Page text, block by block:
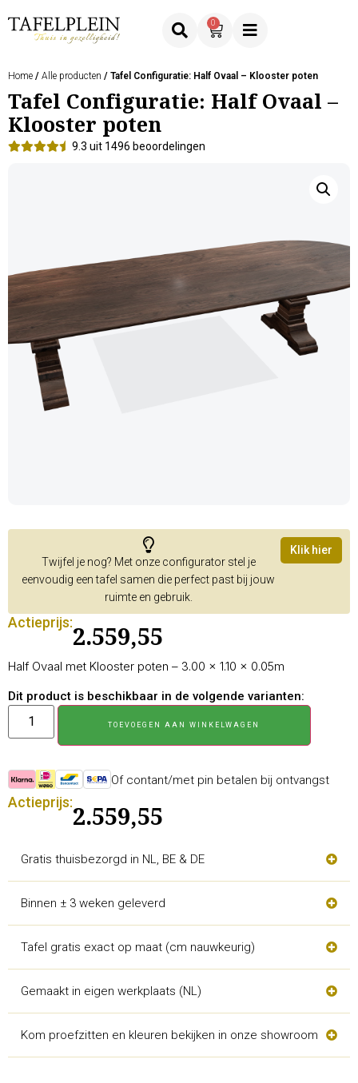
0
Home / Alle producten / Tafel Configuratie: Half Ovaal – Klooster poten
Tafel Configuratie: Half Ovaal –
Klooster poten
9.3 uit 1496 beoordelingen
Twijfel je nog? Met onze configurator stel je
eenvoudig een tafel samen die perfect past bij jouw
ruimte en gebruik.
Klik hier
Actieprijs:
2.559,55
Half Ovaal met Klooster poten – 3.00 × 1.10 × 0.05m
Dit product is beschikbaar in de volgende varianten:
TOEVOEGEN AAN WINKELWAGEN
Of contant/met pin betalen bij ontvangst
Actieprijs:
2.559,55
Gratis thuisbezorgd in NL, BE & DE
Binnen ± 3 weken geleverd
Tafel gratis exact op maat (cm nauwkeurig)
Gemaakt in eigen werkplaats (NL)
Kom proefzitten en kleuren bekijken in onze showroom